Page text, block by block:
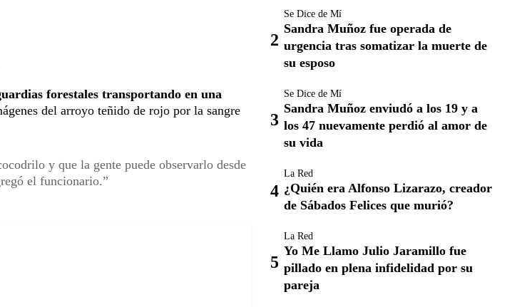
forestales transportando en una
del arroyo teñido de rojo por la sangre
y que la gente puede observarlo desde
el funcionario.
Se Dice de Mí
Sandra Muñoz fue operada de
urgencia tras somatizar la muerte de
su esposo
Se Dice de Mí
Sandra Muñoz enviudó a los 19 y a
los 47 nuevamente perdió al amor de
su vida
La Red
¿Quién era Alfonso Lizarazo, creador
de Sábados Felices que murió?
La Red
Yo Me Llamo Julio Jaramillo fue
pillado en plena infidelidad por su
pareja